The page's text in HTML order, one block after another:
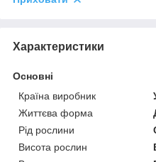
Характеристики
Основні
Країна виробник
Життєва форма
Рід рослини
Висота рослин